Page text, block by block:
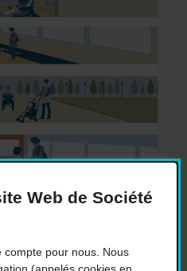
Web de Société
compte pour nous. Nous
Montréal: une
n’est pas adoptée